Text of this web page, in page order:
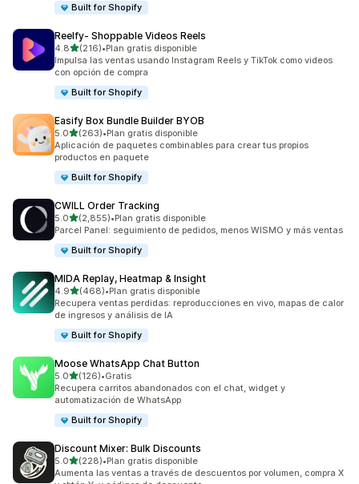
Built for Shopify
Reelfy‑ Shoppable Videos Reels
4.8de 5 estrellas
(216)
216 reseñas en total
•Plan gratis disponible
Impulsa las ventas usando Instagram Reels y TikTok como videos
con opción de compra
Built for Shopify
Easify Box Bundle Builder BYOB
5.0de 5 estrellas
(263)
263 reseñas en total
•Plan gratis disponible
Aplicación de paquetes combinables para crear tus propios
productos en paquete
Built for Shopify
CWILL Order Tracking
5.0de 5 estrellas
(2,855)
2855 reseñas en total
•Plan gratis disponible
Parcel Panel: seguimiento de pedidos, menos WISMO y más ventas
Built for Shopify
MIDA Replay, Heatmap & Insight
4.9de 5 estrellas
(468)
468 reseñas en total
•Plan gratis disponible
Recupera ventas perdidas: reproducciones en vivo, mapas de calor
de ingresos y análisis de IA
Built for Shopify
Moose WhatsApp Chat Button
5.0de 5 estrellas
(126)
126 reseñas en total
•Gratis
Recupera carritos abandonados con el chat, widget y
automatización de WhatsApp
Built for Shopify
Discount Mixer: Bulk Discounts
5.0de 5 estrellas
(228)
228 reseñas en total
•Plan gratis disponible
Aumenta las ventas a través de descuentos por volumen, compra X